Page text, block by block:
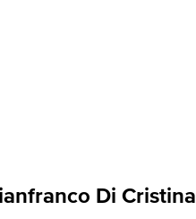
Di Cristina